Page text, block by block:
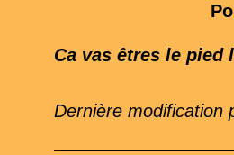
Ca vas êtres le pied
Dernière modification